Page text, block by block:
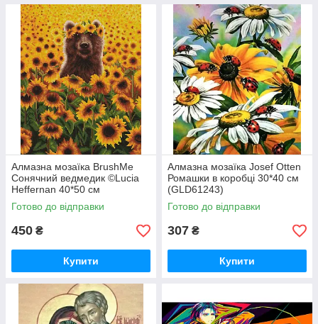
Алмазна мозаїка BrushMe
Сонячний ведмедик ©Lucia
Heffernan 40*50 см
(DBS1200)
Готово до відправки
450 ₴
Купити
Алмазна мозаїка Josef Otten
Ромашки в коробці 30*40 см
(GLD61243)
Готово до відправки
307 ₴
Купити